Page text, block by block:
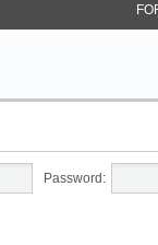
Password: